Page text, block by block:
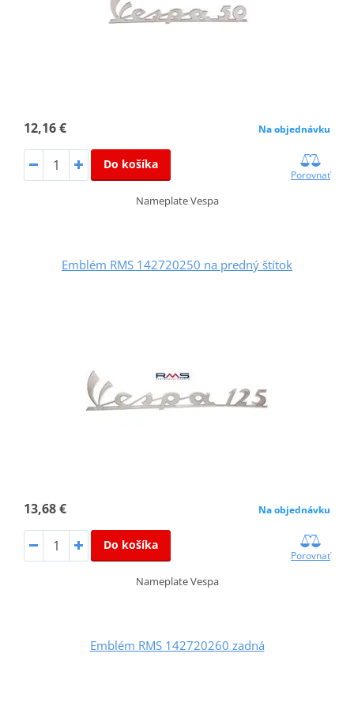
12,16 € Na objednávku
Do košíka
Porovnať
Nameplate Vespa
Emblém RMS 142720250 na predný štítok
13,68 € Na objednávku
Do košíka
Porovnať
Nameplate Vespa
Emblém RMS 142720260 zadná